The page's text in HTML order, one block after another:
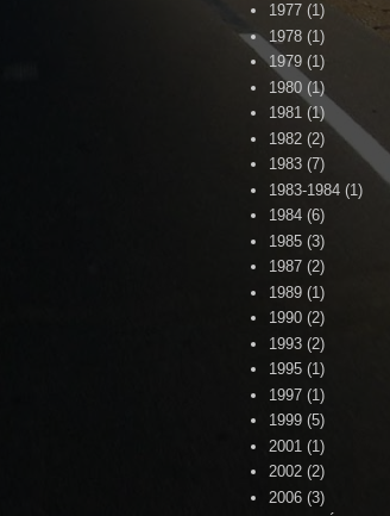
1977 (1)
1978 (1)
1979 (1)
1980 (1)
1981 (1)
1982 (2)
1983 (7)
1983-1984 (1)
1984 (6)
1985 (3)
1987 (2)
1989 (1)
1990 (2)
1993 (2)
1995 (1)
1997 (1)
1999 (5)
2001 (1)
2002 (2)
2006 (3)